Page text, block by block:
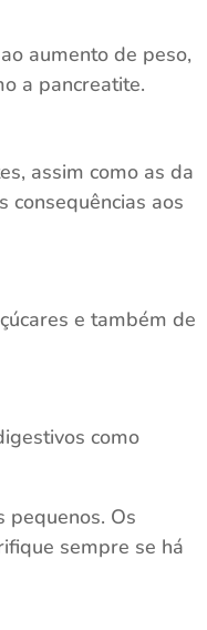
aumento de peso,
a pancreatite.
assim como as da
consequências aos
e também de
como
pequenos. Os
sempre se há